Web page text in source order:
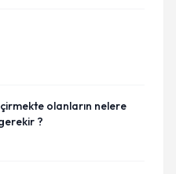
olanların nelere
?